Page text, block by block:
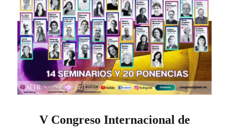
V Congreso Internacional de